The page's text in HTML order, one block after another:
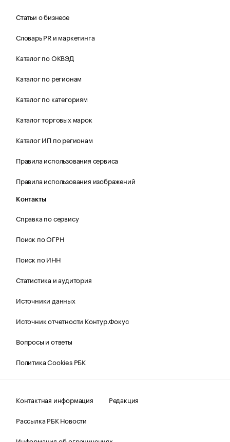
Статьи о бизнесе
Словарь PR и маркетинга
Каталог по ОКВЭД
Каталог по регионам
Каталог по категориям
Каталог торговых марок
Каталог ИП по регионам
Правила использования сервиса
Правила использования изображений
Контакты
Справка по сервису
Поиск по ОГРН
Поиск по ИНН
Статистика и аудитория
Источники данных
Источник отчетности Контур.Фокус
Вопросы и ответы
Политика Cookies РБК
Контактная информация
Редакция
Рассылка РБК Новости